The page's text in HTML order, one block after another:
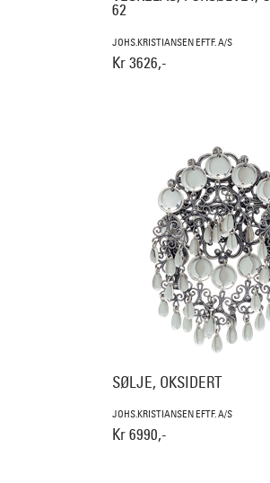
62
JOHS.KRISTIANSEN EFTF. A/S
Kr 3626,-
SØLJE, OKSIDERT
JOHS.KRISTIANSEN EFTF. A/S
Kr 6990,-